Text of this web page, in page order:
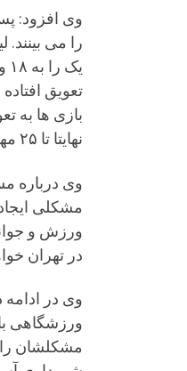
وی افزود:
را می
بازی ها به
نهایتا تا ۲۵ مهر مسابقات را آغاز خواهیم کرد.
وی درباره
ورزش و
در تهران
وی در ادامه
ورزشگاهی
مشکلشان را